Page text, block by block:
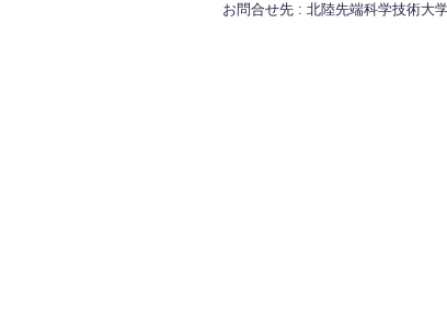
お問合せ先 : 北陸先端科学技術